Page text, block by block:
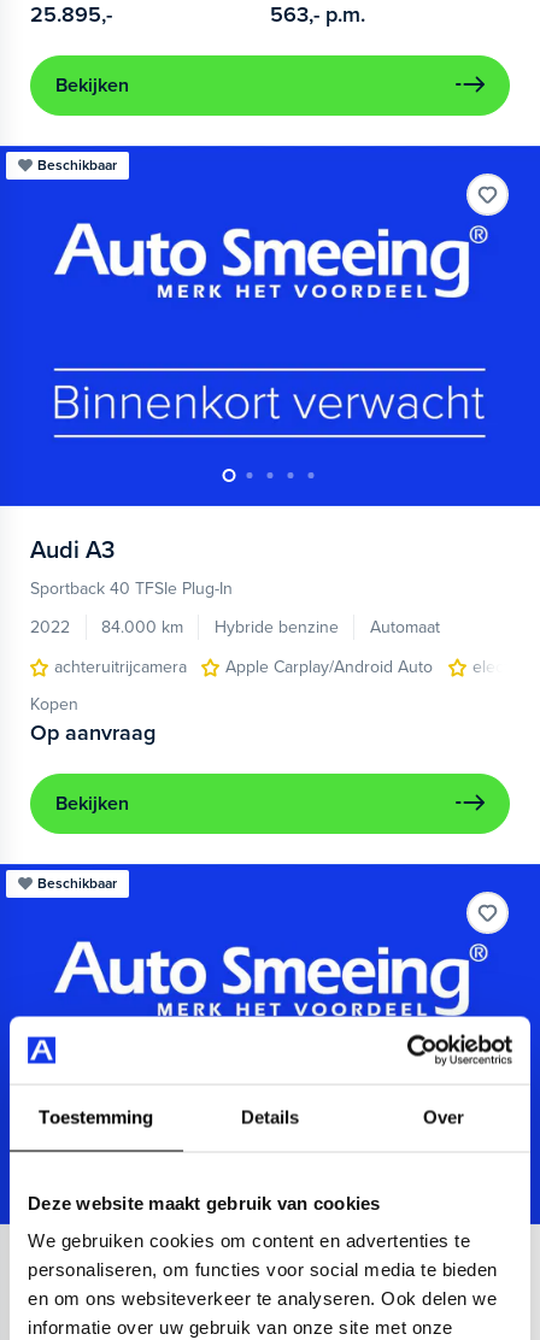
Toestemming Details Over
Deze website maakt gebruik van cookies
We gebruiken cookies om content en advertenties te
personaliseren, om functies voor social media te bieden
en om ons websiteverkeer te analyseren. Ook delen we
informatie over uw gebruik van onze site met onze
25.895,- 563,- p.m.
Bekijken
Beschikbaar
Audi A3
Sportback 40 TFSIe Plug-In
2022
84.000 km Hybride benzine
Automaat
achteruitrijcamera
Apple Carplay/Android Auto
Kopen
Op aanvraag
Bekijken
Beschikbaar
Audi A3
Sportback 40 TFSIe Advanced